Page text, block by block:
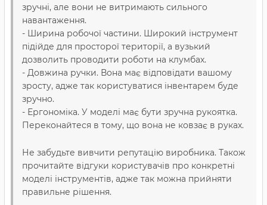
зручні, але вони не витримають сильного
навантаження.
- Ширина робочої частини. Широкий інструмент
підійде для просторої території, а вузький
дозволить проводити роботи на клумбах.
- Довжина ручки. Вона має відповідати вашому
зросту, адже так користуватися інвентарем буде
зручно.
- Ергономіка. У моделі має бути зручна рукоятка.
Переконайтеся в тому, що вона не ковзає в руках.
Не забудьте вивчити репутацію виробника. Також
прочитайте відгуки користувачів про конкретні
моделі інструментів, адже так можна прийняти
правильне рішення.